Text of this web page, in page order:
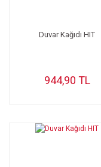
Duvar Kağıdı HIT
944,90 TL